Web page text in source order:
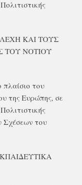
ΚΑΙ ΤΟΥΣ
ΤΟΥ ΝΟΤΙΟΥ
του
της Ευρώπης, σε
Σχέσεων του